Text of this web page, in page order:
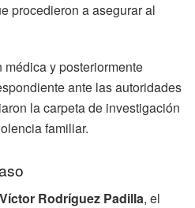
procedieron a asegurar al
y posteriormente
ante las autoridades
la carpeta de investigación
familiar.
Rodríguez Padilla, el